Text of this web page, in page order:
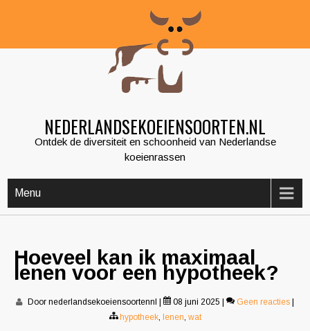
NEDERLANDSEKOEIENSOORTEN.NL
Ontdek de diversiteit en schoonheid van Nederlandse
koeienrassen
Menu
Hoeveel kan ik maximaal
lenen voor een hypotheek?
Door nederlandsekoeiensoortennl 08 juni 2025 Geen reacties
hypotheek, lenen, wat